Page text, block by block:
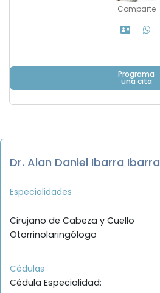
Comparte
Programa
una cita
Dr. Alan Daniel Ibarra Ibarra
Especialidades
Cirujano de Cabeza y Cuello
Otorrinolaringólogo
Cédulas
Cédula Especialidad: